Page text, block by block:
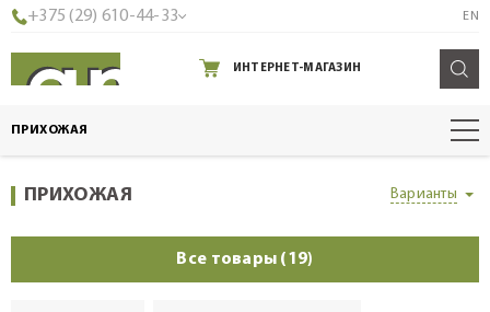
+375 (29) 610-44-33 EN
ИНТЕРНЕТ-МАГАЗИН
ПРИХОЖАЯ
ПРИХОЖАЯ Варианты
Все товары (19)